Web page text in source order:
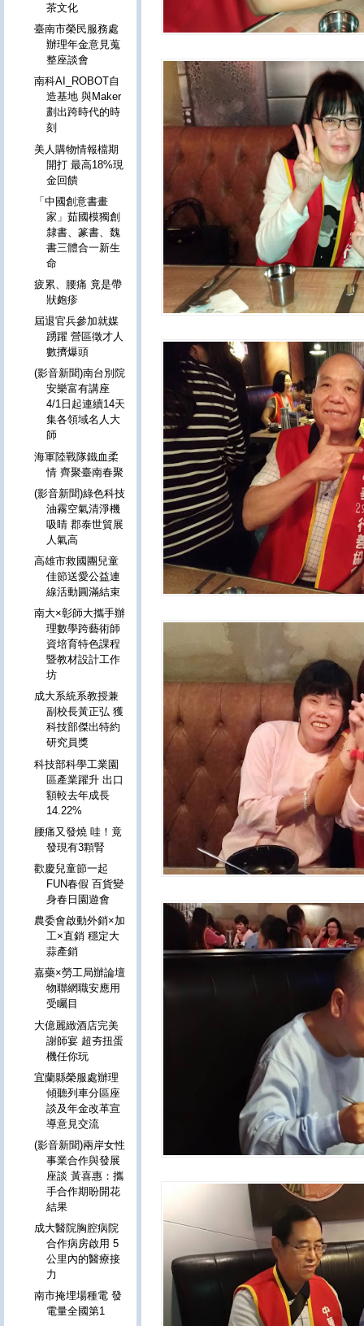
茶文化
臺南市榮民服務處
辦理年金意見蒐
整座談會
南科AI_ROBOT自
造基地 與Maker
劃出跨時代的時
刻
美人購物情報檔期
開打 最高18%現
金回饋
「中國創意書畫
家」茹國模獨創
隸書、篆書、魏
書三體合一新生
命
疲累、腰痛 竟是帶
狀皰疹
屆退官兵參加就媒
踴躍 營區徵才人
數擠爆頭
(影音新聞)南台別院
安樂富有講座
4/1日起連續14天
集各領域名人大
師
海軍陸戰隊鐵血柔
情 齊聚臺南春聚
(影音新聞)綠色科技
油霧空氣清淨機
吸睛 郡泰世貿展
人氣高
高雄市救國團兒童
佳節送愛公益連
線活動圓滿結束
南大×彰師大攜手辦
理數學跨藝術師
資培育特色課程
暨教材設計工作
坊
成大系統系教授兼
副校長黃正弘 獲
科技部傑出特約
研究員獎
科技部科學工業園
區產業躍升 出口
額較去年成長
14.22%
腰痛又發燒 哇！竟
發現有3顆腎
歡慶兒童節一起
FUN春假 百貨變
身春日園遊會
農委會啟動外銷×加
工×直銷 穩定大
蒜產銷
嘉藥×勞工局辦論壇
物聯網職安應用
受矚目
大億麗緻酒店完美
謝師宴 超夯扭蛋
機任你玩
宜蘭縣榮服處辦理
傾聽列車分區座
談及年金改革宣
導意見交流
(影音新聞)兩岸女性
事業合作與發展
座談 黃喜惠：攜
手合作期盼開花
結果
成大醫院胸腔病院
合作病房啟用 5
公里內的醫療接
力
南市掩埋場種電 發
電量全國第1